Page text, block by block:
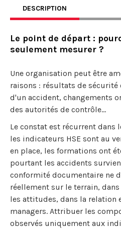
DESCRIPTION
Le point de départ :
seulement mesurer ?
Une organisation peut être
raisons : résultats de
d'un accident, changements
des autorités de contrôle...
Le constat est récurrent dans
les indicateurs HSE sont au
en place, les formations ont
pourtant les accidents
conformité documentaire ne
réellement sur le terrain,
les attitudes, dans la relation
managers. Attribuer les
observés uniquement aux